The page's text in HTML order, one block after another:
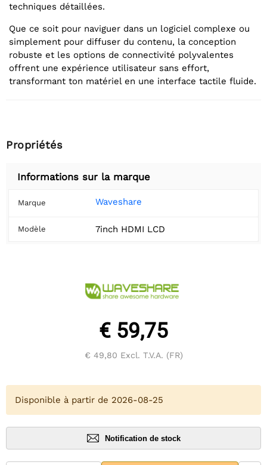
techniques détaillées.
Que ce soit pour naviguer dans un logiciel complexe ou
simplement pour diffuser du contenu, la conception
robuste et les options de connectivité polyvalentes
offrent une expérience utilisateur sans effort,
transformant ton matériel en une interface tactile fluide.
Propriétés
Informations sur la marque
Marque Waveshare
Modèle 7inch HDMI LCD
€ 59,75
€ 49,80 Excl. T.V.A. (FR)
Disponible à partir de 2026-08-25
Notification de stock